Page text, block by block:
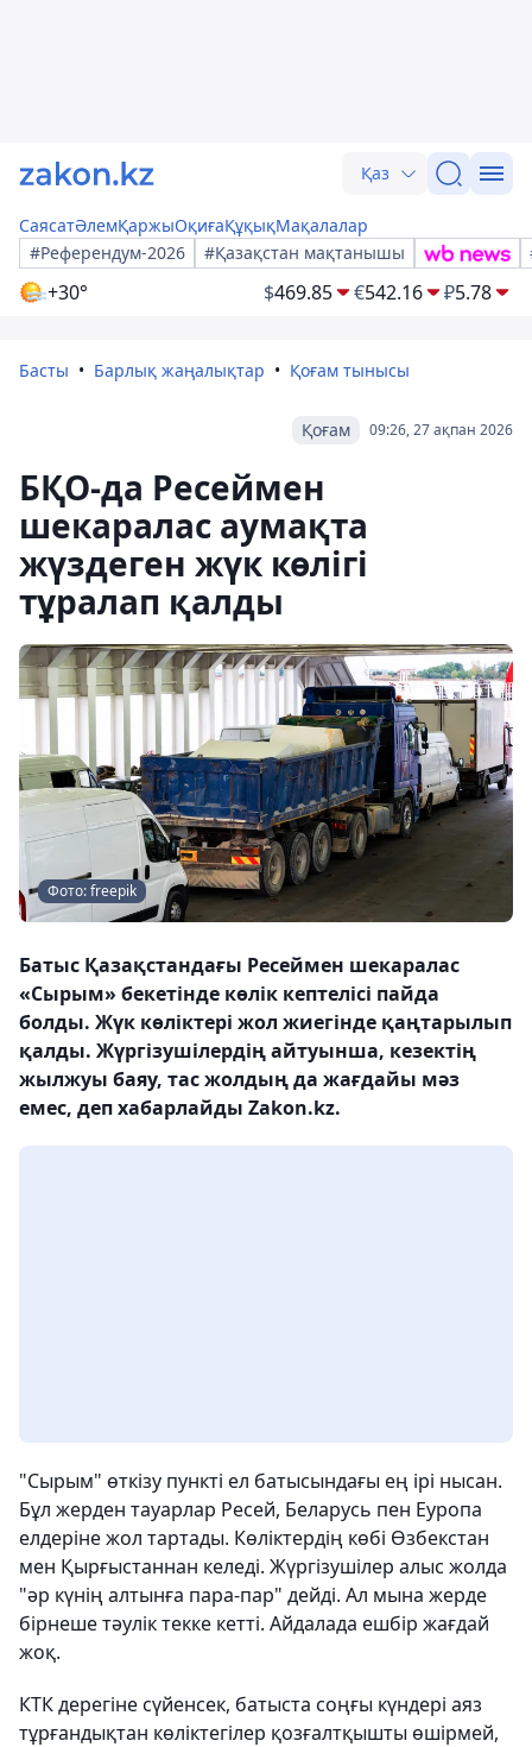
Қаз
СаясатӘлемҚаржыОқиғаҚұқықМақалалар
#Референдум-2026
#Қазақстан мақтанышы
+30° $469.85 €542.16 ₽5.78
Басты Барлық жаңалықтар Қоғам тынысы
09:26, 27 ақпан 2026
Қоғам
БҚО-да Ресеймен
шекаралас аумақта
жүздеген жүк көлігі
тұралап қалды
Фото: freepik
Батыс Қазақстандағы Ресеймен шекаралас
«Сырым» бекетінде көлік кептелісі пайда
болды. Жүк көліктері жол жиегінде қаңтарылып
қалды. Жүргізушілердің айтуынша, кезектің
жылжуы баяу, тас жолдың да жағдайы мәз
емес, деп хабарлайды Zakon.kz.
"Сырым" өткізу пункті ел батысындағы ең ірі нысан.
Бұл жерден тауарлар Ресей, Беларусь пен Еуропа
елдеріне жол тартады. Көліктердің көбі Өзбекстан
мен Қырғыстаннан келеді. Жүргізушілер алыс жолда
"әр күнің алтынға пара-пар" дейді. Ал мына жерде
бірнеше тәулік текке кетті. Айдалада ешбір жағдай
жоқ.
КТК дерегіне сүйенсек, батыста соңғы күндері аяз
тұрғандықтан көліктегілер қозғалтқышты өшірмей,